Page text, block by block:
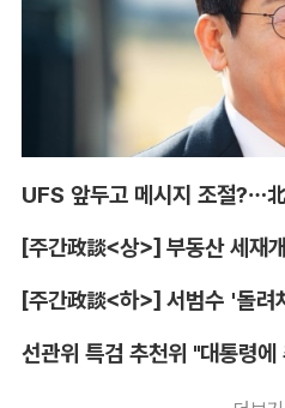
UFS 앞두고 메시지 조절?…